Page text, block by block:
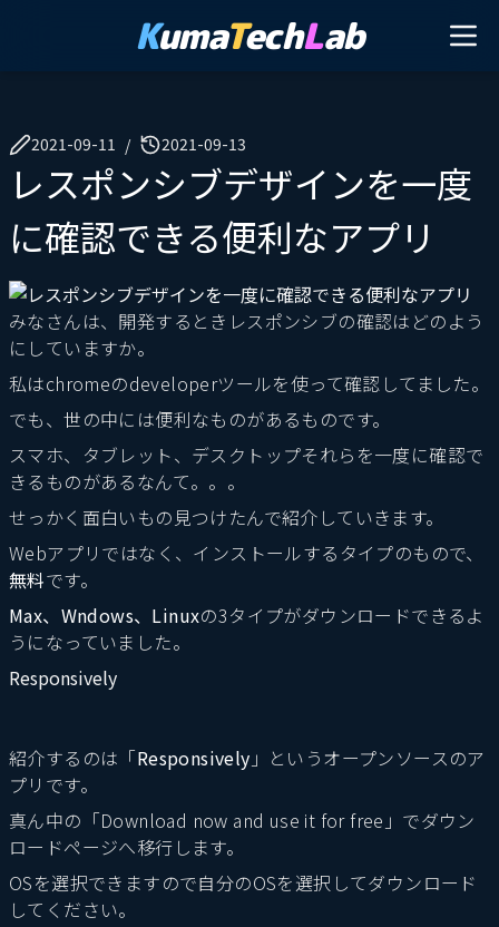
KumaTechLab
2021-09-11 / 2021-09-13
レスポンシブデザインを一度
に確認できる便利なアプリ
みなさんは、開発するときレスポンシブの確認はどのよう
にしていますか。
私はchromeのdeveloperツールを使って確認してました。
でも、世の中には便利なものがあるものです。
スマホ、タブレット、デスクトップそれらを一度に確認で
きるものがあるなんて。。。
せっかく面白いもの見つけたんで紹介していきます。
Webアプリではなく、インストールするタイプのもので、
無料です。
Max、Wndows、Linuxの3タイプがダウンロードできるよ
うになっていました。
Responsively
紹介するのは「Responsively 」というオープンソースのア
プリです。
真ん中の「Download now and use it for free」でダウン
ロードページへ移行します。
OSを選択できますので自分のOSを選択してダウンロード
してください。